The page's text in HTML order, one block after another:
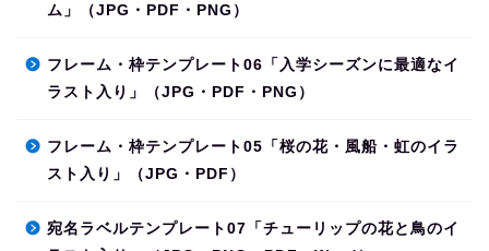
ム」（JPG・PDF・PNG）
フレーム・枠テンプレート06「入学シーズンに最適なイ
ラスト入り」（JPG・PDF・PNG）
フレーム・枠テンプレート05「桜の花・風船・虹のイラ
スト入り」（JPG・PDF）
宛名ラベルテンプレート07「チューリップの花と鳥のイ